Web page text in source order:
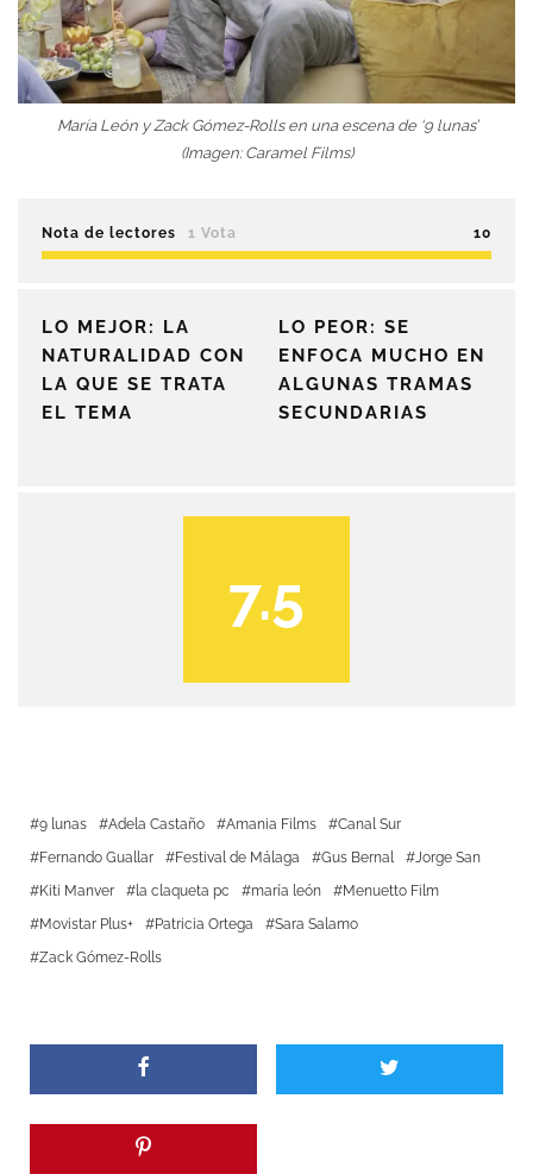
María León y Zack Gómez-Rolls en una escena de ‘9 lunas’
(Imagen: Caramel Films)
Nota de lectores 1 Vota 10
LO MEJOR: LA
NATURALIDAD CON
LA QUE SE TRATA
EL TEMA
LO PEOR: SE
ENFOCA MUCHO EN
ALGUNAS TRAMAS
SECUNDARIAS
7.5
9 lunas Adela Castaño Amania Films
Canal Sur
Fernando Guallar
Festival de Málaga Gus Bernal
Jorge San
Kiti Manver
la claqueta pc maría león
Menuetto Film
Movistar Plus+
Patricia Ortega
Sara Salamo
Zack Gómez-Rolls